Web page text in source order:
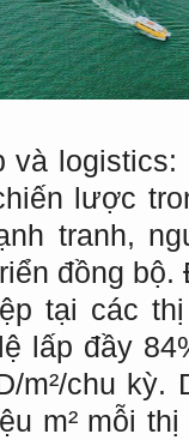
và
lược
tranh,
đồng
tại các
lấp đầy
m²/chu
m² mỗi